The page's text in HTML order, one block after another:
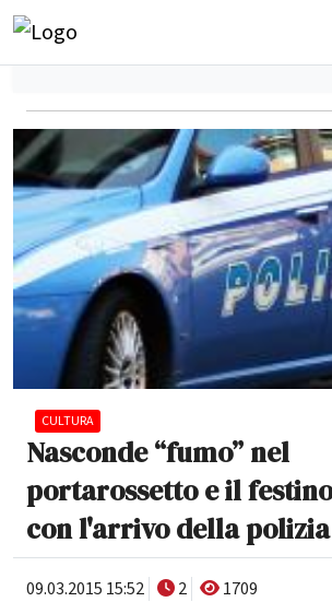
CULTURA
Nasconde “fumo” nel
portarossetto e il
con l'arrivo della polizia
09.03.2015 15:52 2
1709